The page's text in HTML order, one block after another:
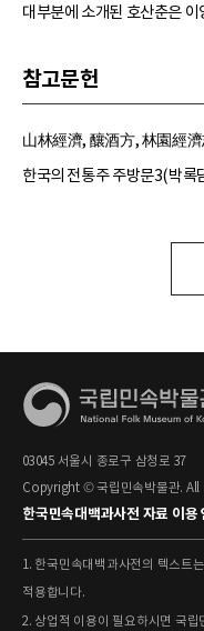
대부분에 소개된 호산춘은
참고문헌
山林經濟, 釀酒方, 林園經
한국의 전통주 주방문3(박록
03045 서울시 종로구 삼청로 37
Copyright © 국립민속박물관. All
한국민속대백과사전 자료 이용
1. 한국민속대백과사전의 텍스트
적용합니다.
2. 상업적 이용이 필요하시면 국립